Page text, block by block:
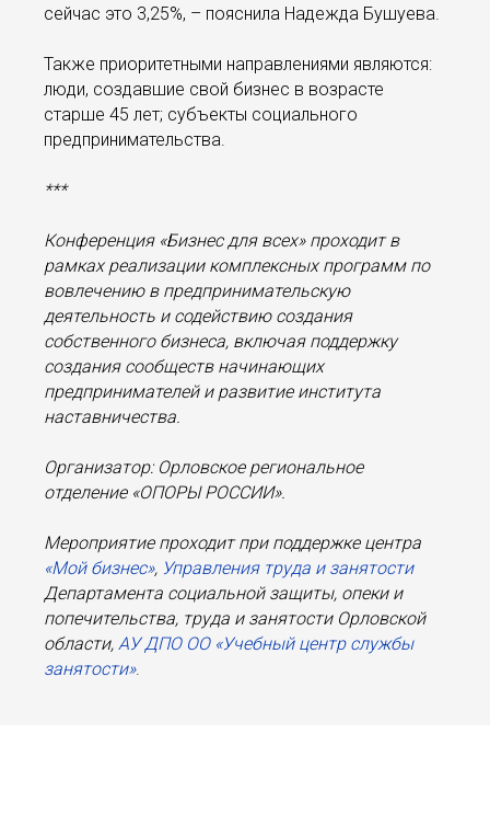
сейчас это 3,25%, – пояснила Надежда Бушуева.
Также приоритетными направлениями являются:
люди, создавшие свой бизнес в возрасте
старше 45 лет; субъекты социального
предпринимательства.
***
Конференция «Бизнес для всех» проходит в
рамках реализации комплексных программ по
вовлечению в предпринимательскую
деятельность и содействию создания
собственного бизнеса, включая поддержку
создания сообществ начинающих
предпринимателей и развитие института
наставничества.
Организатор: Орловское региональное
отделение «ОПОРЫ РОССИИ».
Мероприятие проходит при поддержке центра
«Мой бизнес», Управления труда и занятости
Департамента социальной защиты, опеки и
попечительства, труда и занятости Орловской
области, АУ ДПО ОО «Учебный центр службы
занятости».